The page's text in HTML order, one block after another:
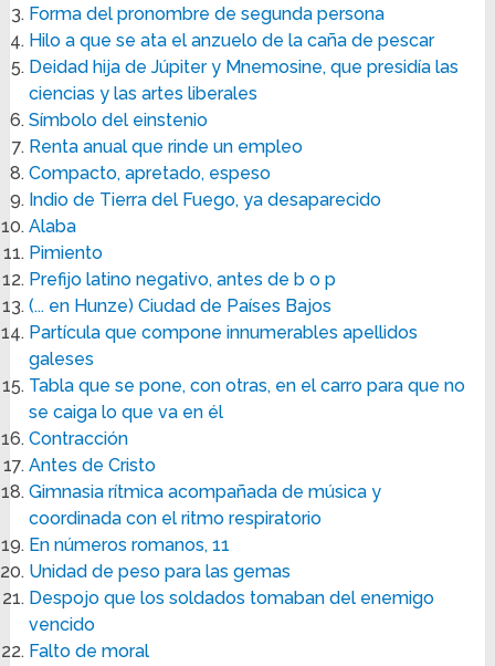
Forma del pronombre de segunda persona
Hilo a que se ata el anzuelo de la caña de pescar
Deidad hija de Júpiter y Mnemosine, que presidía las
ciencias y las artes liberales
Símbolo del einstenio
Renta anual que rinde un empleo
Compacto, apretado, espeso
Indio de Tierra del Fuego, ya desaparecido
Alaba
Pimiento
Prefijo latino negativo, antes de b o p
(... en Hunze) Ciudad de Países Bajos
Partícula que compone innumerables apellidos
galeses
Tabla que se pone, con otras, en el carro para que no
se caiga lo que va en él
Contracción
Antes de Cristo
Gimnasia rítmica acompañada de música y
coordinada con el ritmo respiratorio
En números romanos, 11
Unidad de peso para las gemas
Despojo que los soldados tomaban del enemigo
vencido
Falto de moral